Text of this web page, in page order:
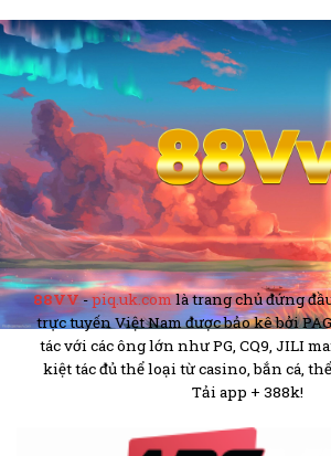
88VV-piq.uk.comlà trang chủ đứng
trực tuyến Việt Nam được bảo kê bởi
tác với các ông lớn như PG, CQ9, JILI
kiệt tác đủ thể loại từ casino, bắn cá,
Tải app + 388k!